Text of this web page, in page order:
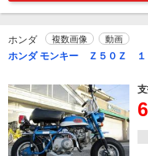
ホンダ 複数画像 動画
ホンダ モンキー Ｚ５０Ｚ １